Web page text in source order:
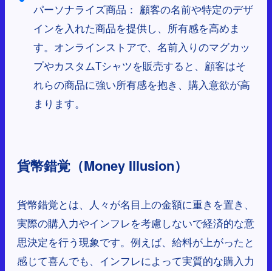
パーソナライズ商品： 顧客の名前や特定のデザ
インを入れた商品を提供し、所有感を高めま
す。オンラインストアで、名前入りのマグカッ
プやカスタムTシャツを販売すると、顧客はそ
れらの商品に強い所有感を抱き、購入意欲が高
まります。
貨幣錯覚（Money Illusion）
貨幣錯覚とは、人々が名目上の金額に重きを置き、
実際の購入力やインフレを考慮しないで経済的な意
思決定を行う現象です。例えば、給料が上がったと
感じて喜んでも、インフレによって実質的な購入力